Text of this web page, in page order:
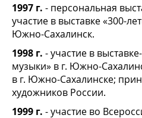
1997 г. - персональная
участие в выставке «300-
Южно-Сахалинск.
1998 г. - участие в
музыки» в г. Южно-
в г. Южно-Сахалинске;
художников России.
1999 г. - участие во